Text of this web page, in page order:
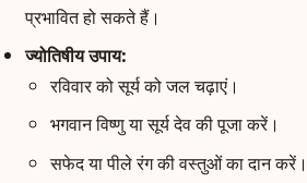
प्रभावित हो सकते हैं।
ज्योतिषीय उपाय:
रविवार को सूर्य को जल चढ़ाएं।
भगवान विष्णु या सूर्य देव की पूजा करें।
सफेद या पीले रंग की वस्तुओं का दान करें।